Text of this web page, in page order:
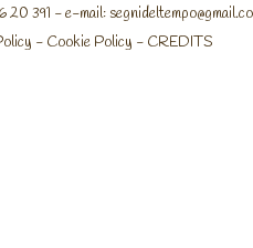
20 391 - e-mail:
- Cookie Policy - CREDITS